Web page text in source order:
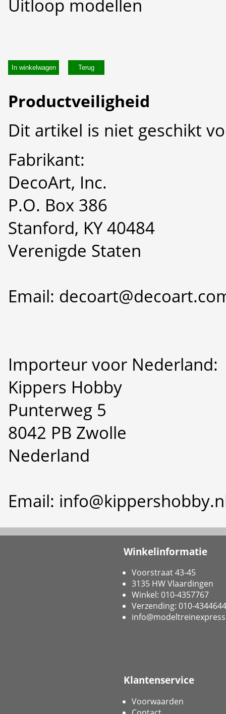
Uitloop modellen
In winkelwagen
Productveiligheid
Dit artikel is niet geschikt
Fabrikant:
DecoArt, Inc.
P.O. Box 386
Stanford, KY 40484
Verenigde Staten
Email:
Importeur voor Nederland:
Kippers Hobby
Punterweg 5
8042 PB Zwolle
Nederland
Email:
Winkelinformatie
Voorstraat 43-45
3135 HW Vlaardingen
Winkel: 010-4357767
Verzending: 010-4344644
Klantenservice
Voorwaarden